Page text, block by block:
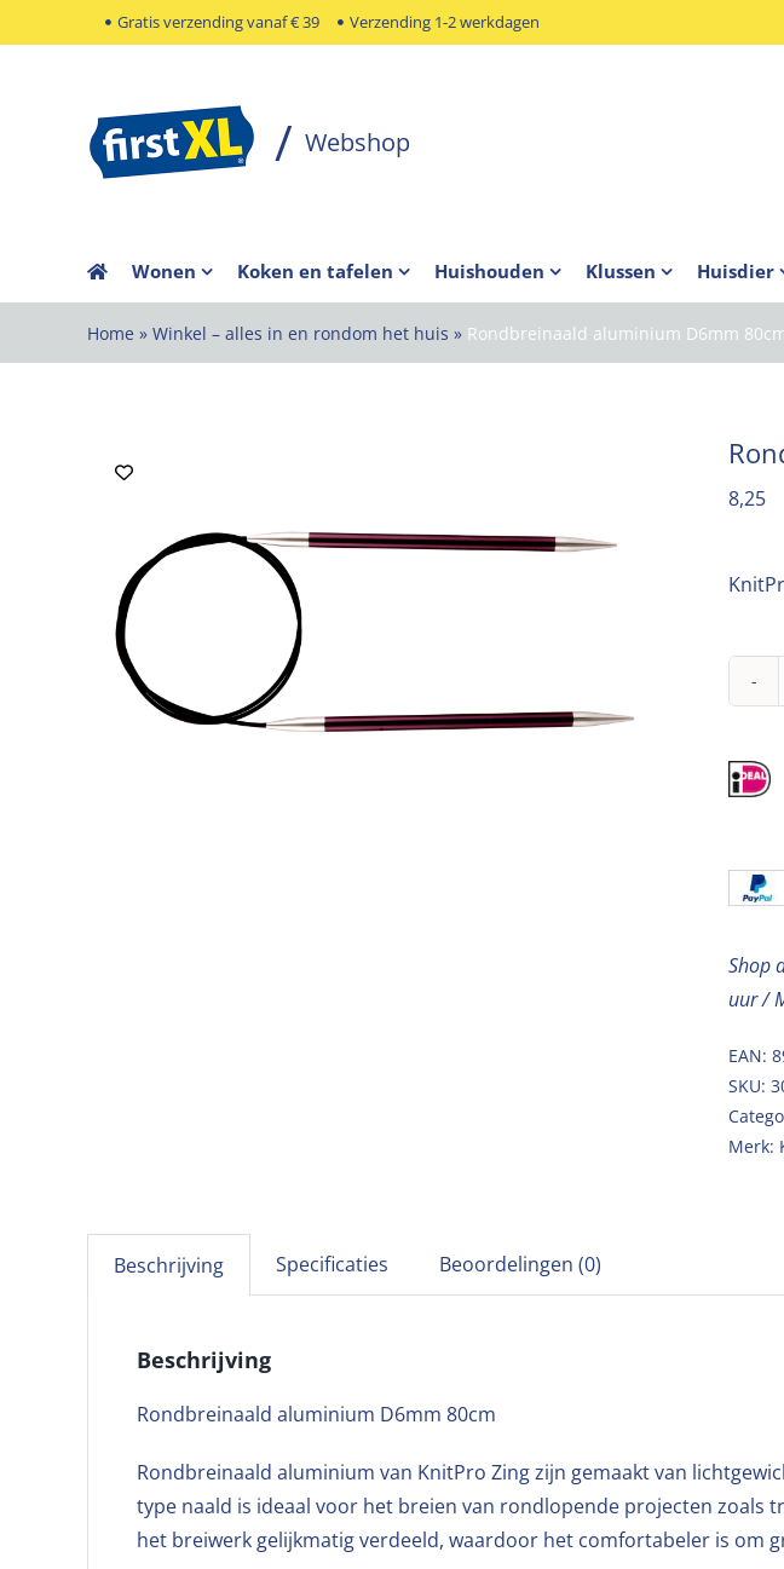
naar
Gratis verzending vanaf € 39 Verzending 1-2 werkdagen
Wonen Koken en tafelen Huishouden Klussen Huisdier
Home » Winkel – alles in en rondom het huis » Rondbreinaald aluminium D6mm
8,25
Shop
uur /
EAN:
SKU:
Merk:
Beschrijving Specificaties Beoordelingen (0)
Beschrijving
Rondbreinaald aluminium D6mm 80cm
Rondbreinaald aluminium van KnitPro Zing zijn gemaakt van
type naald is ideaal voor het breien van rondlopende projecten zoals
het breiwerk gelijkmatig verdeeld, waardoor het comfortabeler is om